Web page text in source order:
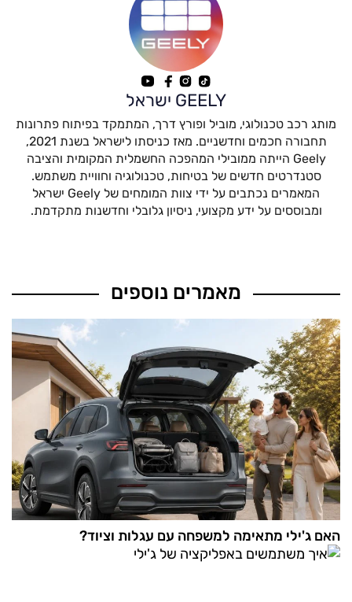
GEELY ישראל
מותג רכב טכנולוגי, מוביל ופורץ דרך, המתמקד בפיתוח פתרונות
תחבורה חכמים וחדשניים. מאז כניסתו לישראל בשנת 2021,
Geely הייתה ממובילי המהפכה החשמלית המקומית והציבה
סטנדרטים חדשים של בטיחות, טכנולוגיה וחוויית משתמש.
המאמרים נכתבים על ידי צוות המומחים של Geely ישראל
ומבוססים על ידע מקצועי, ניסיון גלובלי וחדשנות מתקדמת.
מאמרים נוספים
האם ג'ילי מתאימה למשפחה עם עגלות וציוד?